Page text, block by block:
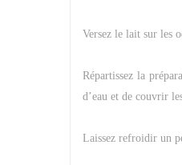
Versez le lait sur les
Répartissez la
d’eau et de couvrir
Laissez refroidir un